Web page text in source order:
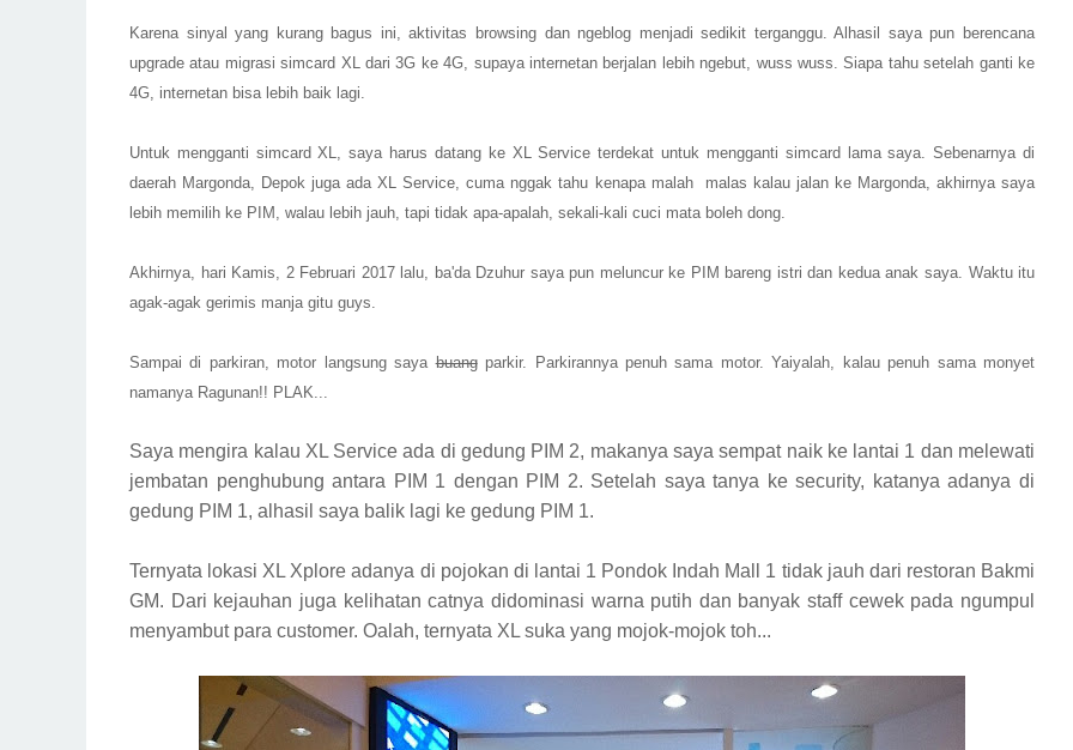
Karena sinyal yang kurang bagus ini, aktivitas browsing dan ngeblog menjadi sedikit terganggu. Alhasil saya pun berencana
upgradeatau migrasisimcard XL dari 3G ke 4G, supaya internetan berjalan lebih ngebut, wuss wuss. Siapa tahu setelah ganti ke
4G, internetan bisa lebih baik lagi.
Untuk mengganti simcardXL, saya harus datang ke XL Service terdekat untuk mengganti simcard lama saya.Sebenarnya di
daerah Margonda, Depok juga ada XL Service,cuma nggak tahu kenapa malah
malas kalau jalan ke Margonda, akhirnya saya
lebih memilih ke PIM, walau lebih jauh, tapi tidak apa-apalah, sekali-kali cuci mata boleh dong.
Akhirnya, hari Kamis, 2 Februari 2017 lalu, ba'da Dzuhur saya pun meluncur ke PIM bareng istri dan kedua anak saya. Waktu itu
agak-agak gerimis manja gitu guys.
Sampai di parkiran, motor langsung sayabuangparkir. Parkirannya penuh samamotor. Yaiyalah, kalau penuh sama monyet
namanya Ragunan!! PLAK...
Saya mengira kalau XL Service ada di gedung PIM 2, makanya saya sempatnaik ke lantai 1 dan melewati
jembatan penghubung antara PIM 1 dengan PIM 2. Setelah saya tanya ke security, katanya adanya di
gedung PIM 1, alhasil saya balik lagi ke gedung PIM 1.
Ternyata lokasi XL Xploreadanya di pojokan di lantai 1 Pondok Indah Mall 1 tidak jauh dari restoran Bakmi
GM. Dari kejauhan juga kelihatancatnya didominasi warna putih dan banyak staff cewek pada ngumpul
menyambutpara customer. Oalah, ternyata XL suka yang mojok-mojok toh...